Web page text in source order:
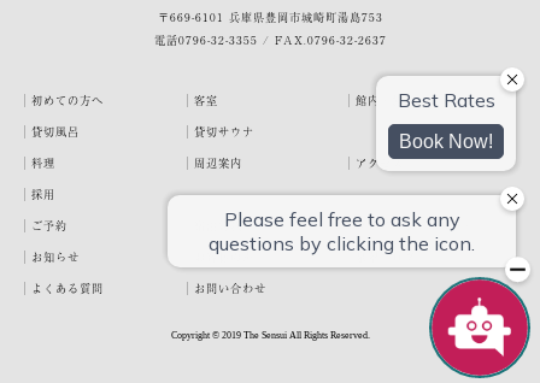
〒669-6101 兵庫県豊岡市城崎町湯島753
電話0796-32-3355 / FAX.0796-32-2637
初めての方へ 客室
館内・施設
貸切風呂
貸切サウナ
料理
周辺案内
アクセス
採用
ご予約
宿泊約款
プライバシーポリシー
お知らせ
お客様の声
泉翠ブログ
よくある質問
お問い合わせ
Copyright © 2019 The Sensui All Rights Reserved.